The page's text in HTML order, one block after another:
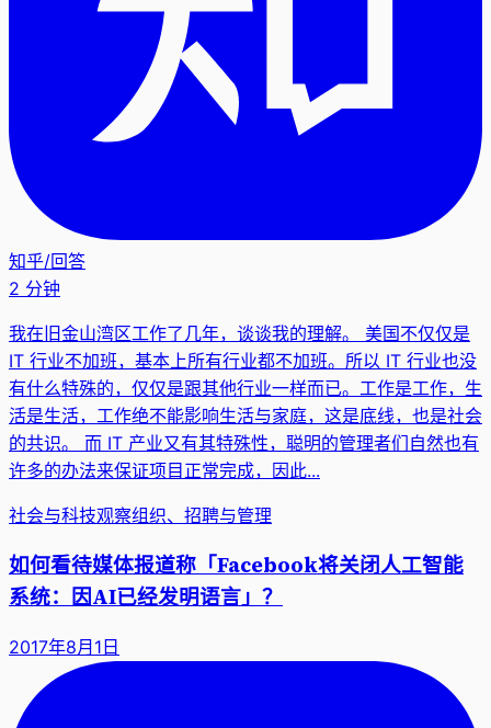
知乎/回答
2 分钟
我在旧金山湾区工作了几年，谈谈我的理解。 美国不仅仅是
IT 行业不加班，基本上所有行业都不加班。所以 IT 行业也没
有什么特殊的，仅仅是跟其他行业一样而已。工作是工作，生
活是生活，工作绝不能影响生活与家庭，这是底线，也是社会
的共识。 而 IT 产业又有其特殊性，聪明的管理者们自然也有
许多的办法来保证项目正常完成，因此...
社会与科技观察组织、招聘与管理
如何看待媒体报道称「Facebook将关闭人工智能
系统：因AI已经发明语言」？
2017年8月1日